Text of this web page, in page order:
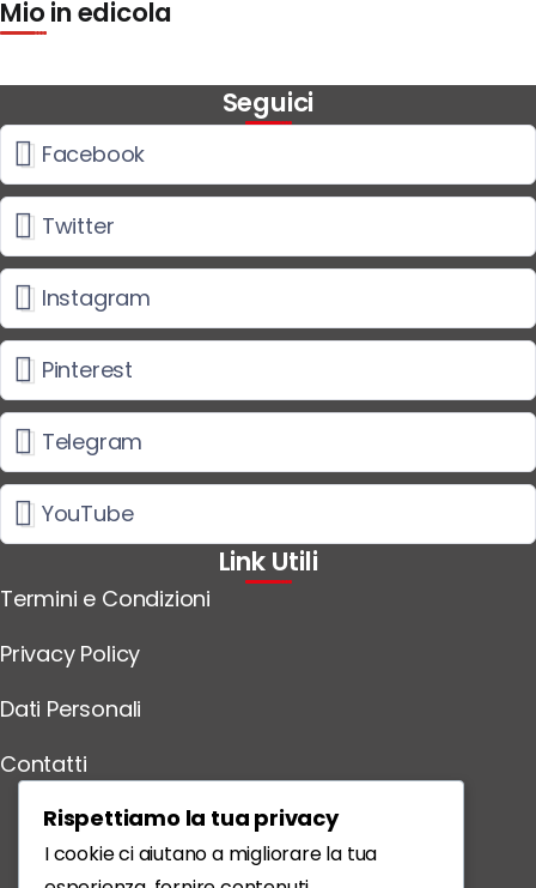
Mio in edicola
Seguici
Facebook
Twitter
Instagram
Pinterest
Telegram
YouTube
Link Utili
Termini e Condizioni
Privacy Policy
Dati Personali
Contatti
Scarica l'App
Rispettiamo la tua privacy
I cookie ci aiutano a migliorare la tua